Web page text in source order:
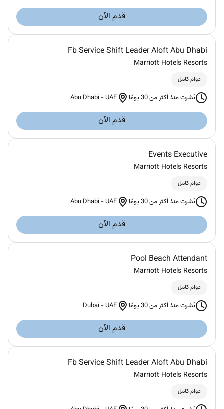
قدم الآن
Fb Service Shift Leader Aloft Abu Dhabi
Marriott Hotels Resorts
دوام كامل
نُشرت منذ أكثر من 30 يومًا Abu Dhabi -UAE
قدم الآن
Events Executive
Marriott Hotels Resorts
دوام كامل
نُشرت منذ أكثر من 30 يومًا Abu Dhabi -UAE
قدم الآن
Pool Beach Attendant
Marriott Hotels Resorts
دوام كامل
نُشرت منذ أكثر من 30 يومًا Dubai -UAE
قدم الآن
Fb Service Shift Leader Aloft Abu Dhabi
Marriott Hotels Resorts
دوام كامل